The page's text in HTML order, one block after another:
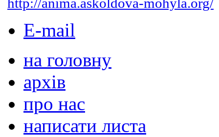
http://anima.askoldova-mohyla.org/
E-mail
на головну
архів
про нас
написати листа